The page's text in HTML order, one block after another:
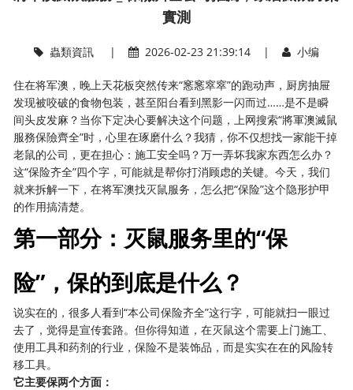
實測
蟲類資訊| 2026-02-23 21:39:14 | 小编
住在将军澳，晚上天花板突然传来“窸窸窣窣”的跑动声，厨房抽屉
发现被咬破的食物包装，甚至阳台看到黑影一闪而过……是不是瞬
间头皮发麻？当你下定决心要解决这个问题，上网搜索“將軍澳滅鼠
服務保險齊全”时，心里在琢磨什么？我猜，你不仅想找一家能干掉
老鼠的公司，更在担心：施工安全吗？万一弄坏我家东西怎么办？
这“保险齐全”四个字，可能就是帮你打消顾虑的关键。今天，我们
就来拆解一下，在将军澳找灭鼠服务，怎么把“保险”这个隐形护甲
的作用搞清楚。
第一部分：灭鼠服务里的“保
险”，保的到底是什么？
说实在的，很多人看到“本公司保险齐全”这行字，可能就扫一眼过
去了，觉得是宣传套路。但你得知道，在灭鼠这个需要上门施工、
使用工具和药剂的行业，保险不是装饰品，而是实实在在的风险转
移工具。
它主要保两个方面：